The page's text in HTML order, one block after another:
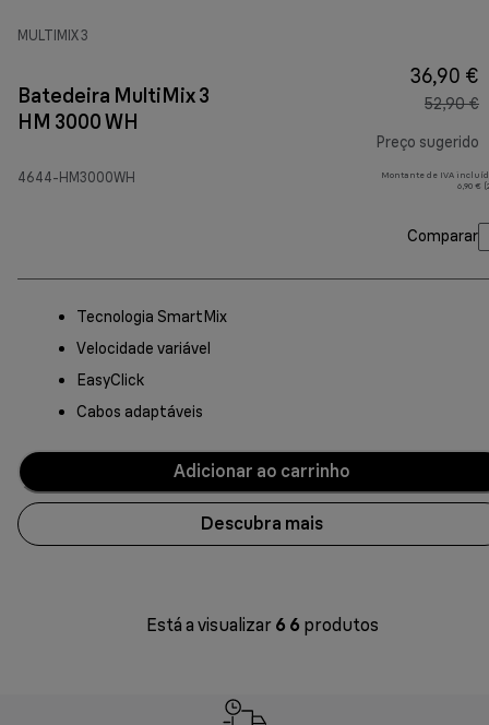
MULTIMIX 3
Batedeira MultiMix 3
HM 3000 WH
4644-HM3000WH
36,90 €
52,90 €
Preço sugerido
Montante de IVA
6,90 €
Comparar
Tecnologia SmartMix
Velocidade variável
EasyClick
Cabos adaptáveis
Adicionar ao carrinho
Descubra mais
Está a visualizar 6 6 produtos